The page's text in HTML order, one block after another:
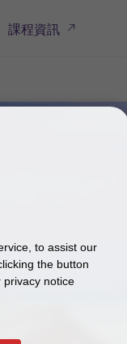
課程資訊
to assist our
the button
notice